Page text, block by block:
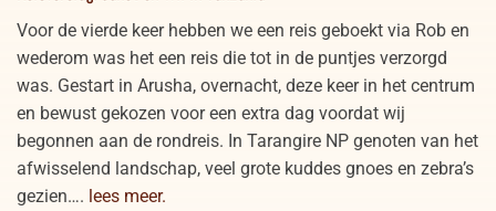
Voor de vierde keer hebben we een reis geboekt via Rob en
wederom was het een reis die tot in de puntjes verzorgd
was. Gestart in Arusha, overnacht, deze keer in het centrum
en bewust gekozen voor een extra dag voordat wij
begonnen aan de rondreis. In Tarangire NP genoten van het
afwisselend landschap, veel grote kuddes gnoes en zebra’s
gezien…. lees meer.